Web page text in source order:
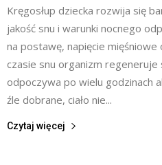
Kręgosłup dziecka rozwija się
jakość snu i warunki nocnego
na postawę, napięcie
czasie snu organizm regeneruje
odpoczywa po wielu godzinach
źle dobrane, ciało nie...
Czytaj więcej